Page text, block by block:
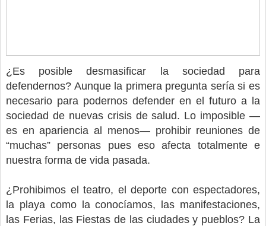
¿Es posible desmasificar la sociedad para
defendernos? Aunque la primera pregunta sería si es
necesario para podernos defender en el futuro a la
sociedad de nuevas crisis de salud. Lo imposible —
es en apariencia al menos— prohibir reuniones de
“muchas” personas pues eso afecta totalmente e
nuestra forma de vida pasada.
¿Prohibimos el teatro, el deporte con espectadores,
la playa como la conocíamos, las manifestaciones,
las Ferias, las Fiestas de las ciudades y pueblos? La